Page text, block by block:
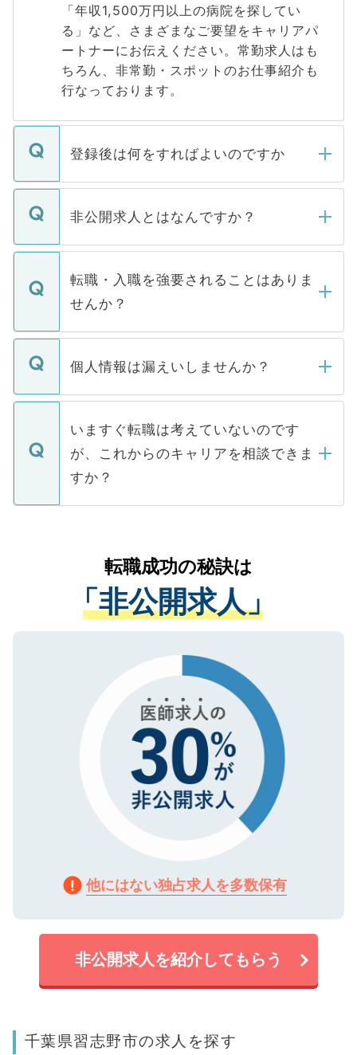
「年収1,500万円以上の病院を探してい
る」など、さまざまなご要望をキャリアパ
ートナーにお伝えください。常勤求人はも
ちろん、非常勤・スポットのお仕事紹介も
行なっております。
登録後は何をすればよいのですか
ご登録いただきましたら、弊社担当者がご
登録内容を確認し、その後メールもしくは
ます。通常、5営業日以内にはご連絡をせて
いただきますので、しばらくお待ちくださ
非公開求人とはなんですか？
マイナビDOCTORで取り扱っている求人の
うち約3割は、Webサイトからご覧いただ
けない「非公開求人」です。非公開求人は
下記の理由によって、一般には公開してい
ません。
■応募殺到を避けるため 人気のある医療機
関を公にしてしまうと、応募が殺到する場
に、医療機関が求める条件に合った人材の
みを人材紹介会社に依頼するケースが増え
ています。
転職・入職を強要されることはありま
せんか？
転職・入職を強要することは一切ありませ
ん。また、仮に応募先から内定をいただい
定を承諾する必要はありません。内定先へ
の辞退の連絡はキャリアパートナーが行い
個人情報は漏えいしませんか？
個人情報が漏えいすることはありませんの
で、ご安心ください。当サイトからの登録
などで収集したご登録者様の個人情報は、
ご本人のキャリアアップおよび転職活動の
支援を目的に使用いたします。お預かりし
ているすべての個人データはご本人の許可
は、個人情報の取り扱いについての厳密な
管理基準を満たした事業者のみに付与され
る、プライバシーマークを取得済みです。
で、機密保持に関してもご安心ください。
いますぐ転職は考えていないのです
が、これからのキャリアを相談できま
すか？
かがいして、現在の医療機関の状況や紹介
経験をまじえながら、適切なアドバイスを
させていただきます。すぐにご転職をされ
ない方には、長期的なサポートが可能です
ので、まずはご登録ください。
転職成功の秘訣は
「非公開求人」
他にはない独占求人を多数保有
非公開求人を紹介してもらう
千葉県習志野市の求人を探す